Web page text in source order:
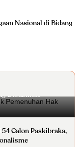
Nasional di Bidang
untuk
Disabilitas
Calon Paskibraka,